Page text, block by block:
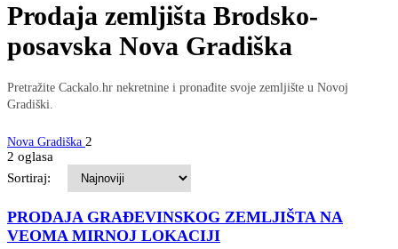
Prodaja zemljišta Brodsko-
posavska Nova Gradiška
Pretražite Cackalo.hr nekretnine i pronađite svoje zemljište u Novoj
Gradiški.
Nova Gradiška 2
2 oglasa
Sortiraj:
PRODAJA GRAĐEVINSKOG ZEMLJIŠTA NA
VEOMA MIRNOJ LOKACIJI